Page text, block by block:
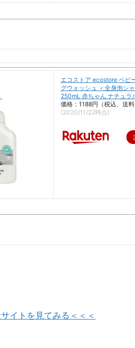
エコストア ecostore ベビ
グウォッシュ ＜全身泡シ
250mL 赤ちゃん ナチュラ
価格：1188円（税込、送
(2020/11/22時点)
イトを見てみる＜＜＜